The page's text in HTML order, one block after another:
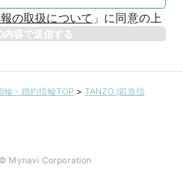
の取扱について 」 に同意の上
内容で送信する
輪・婚約指輪TOP > TANZO.(鍛造指
Mynavi Corporation